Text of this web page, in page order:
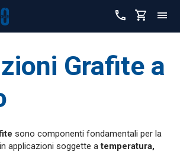
Grafite a
sono componenti fondamentali per la
in applicazioni soggette atemperatura,